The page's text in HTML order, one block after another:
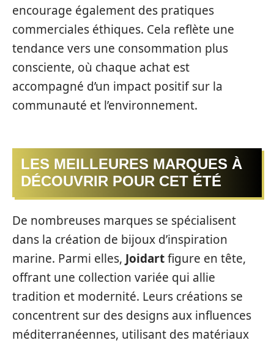
encourage également des pratiques
commerciales éthiques. Cela reflète une
tendance vers une consommation plus
consciente, où chaque achat est
accompagné d’un impact positif sur la
communauté et l’environnement.
LES MEILLEURES MARQUES À
DÉCOUVRIR POUR CET ÉTÉ
De nombreuses marques se spécialisent
dans la création de bijoux d’inspiration
marine. Parmi elles, Joidartfigure en tête,
offrant une collection variée qui allie
tradition et modernité. Leurs créations se
concentrent sur des designs aux influences
méditerranéennes, utilisant des matériaux